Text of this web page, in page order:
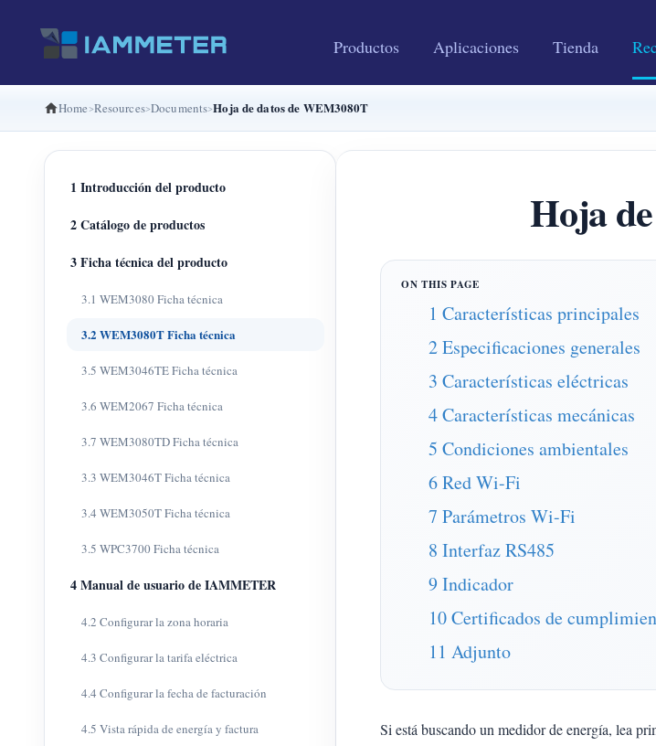
Productos Aplicaciones Tienda
Home Resources Documents Hoja de datos de WEM3080T
1 Introducción del producto
2 Catálogo de productos
3 Ficha técnica del producto
3.1 WEM3080 Ficha técnica
3.2 WEM3080T Ficha técnica
3.5 WEM3046TE Ficha técnica
3.6 WEM2067 Ficha técnica
3.7 WEM3080TD Ficha técnica
3.3 WEM3046T Ficha técnica
3.4 WEM3050T Ficha técnica
3.5 WPC3700 Ficha técnica
4 Manual de usuario de IAMMETER
4.2 Configurar la zona horaria
4.3 Configurar la tarifa eléctrica
4.4 Configurar la fecha de facturación
4.5 Vista rápida de energía y factura
Hoja
1 Características principales
2 Especificaciones generales
3 Características eléctricas
4 Características mecánicas
5 Condiciones ambientales
6 Red Wi-Fi
7 Parámetros Wi-Fi
8 Interfaz RS485
9 Indicador
10 Certificados de
11 Adjunto
Si está buscando un medidor de energía, lea